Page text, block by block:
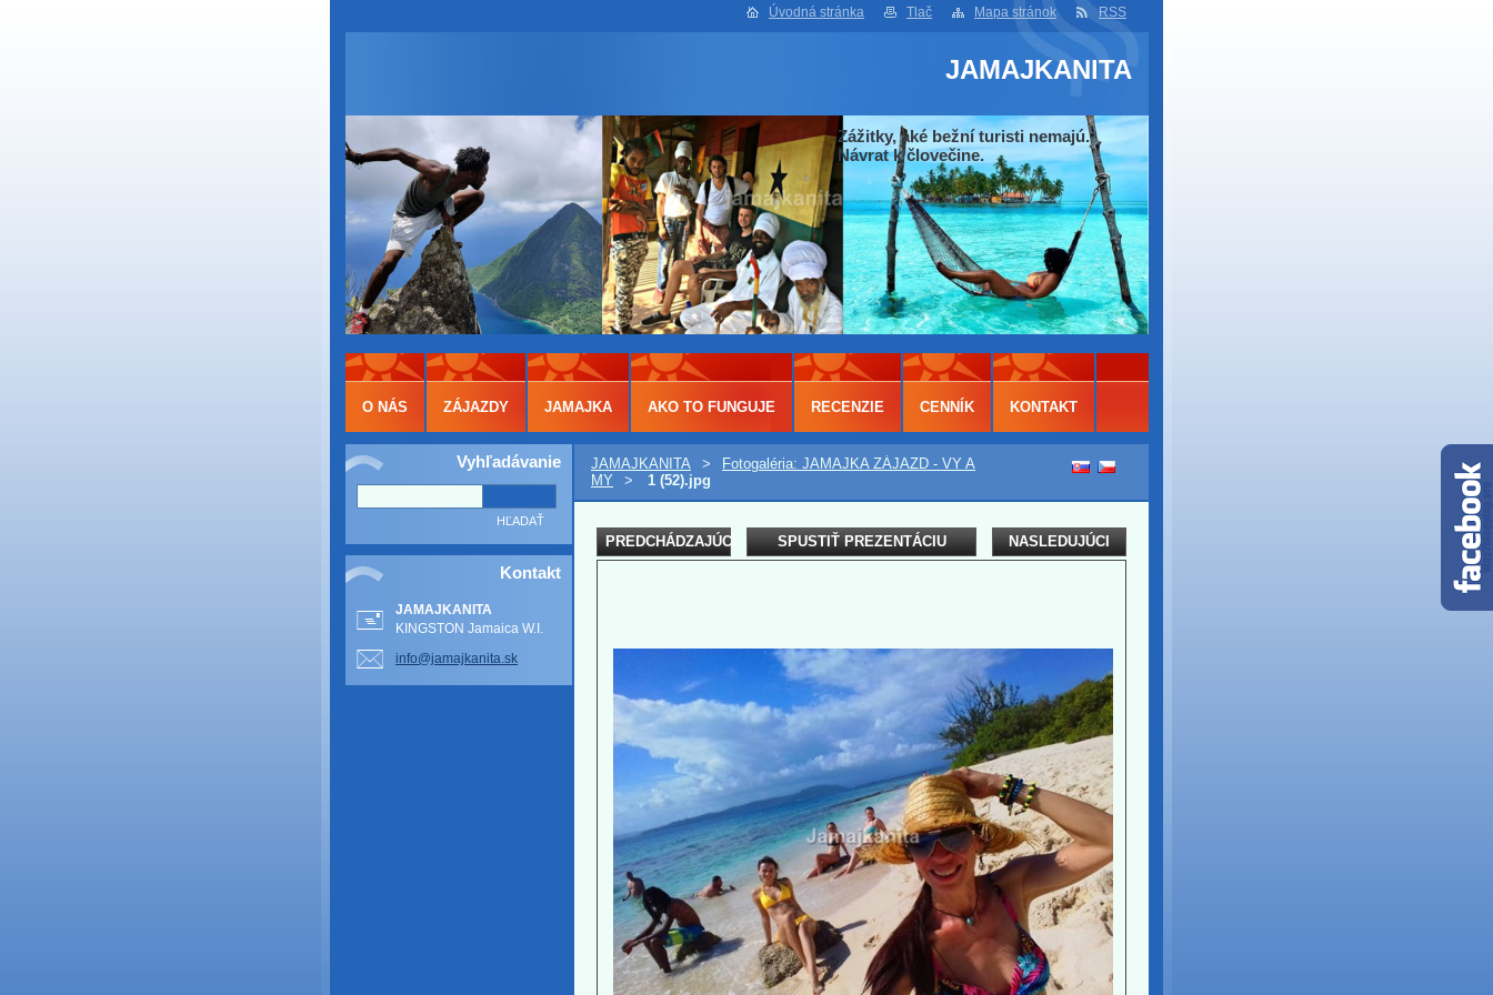
Úvodná stránka Tlač Mapa stránok RSS
JAMAJKANITA
Zážitky, aké bežní turisti nemajú.
Návrat k človečine.
Vyhľadávanie
Kontakt
JAMAJKANITA
KINGSTON Jamaica W.I.
info@jamajkanita.sk
JAMAJKANITA >
Fotogaléria: JAMAJKA ZÁJAZD - VY A
MY
> 1 (52).jpg
PREDCHÁDZAJÚCI SPUSTIŤ PREZENTÁCIU NASLEDUJÚCI
O NÁS ZÁJAZDY JAMAJKA AKO TO FUNGUJE RECENZIE CENNÍK KONTAKT